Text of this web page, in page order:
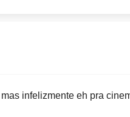
infelizmente eh pra